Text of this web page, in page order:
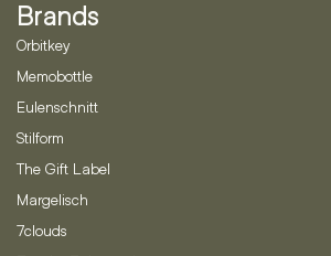
Brands
Orbitkey
Memobottle
Eulenschnitt
Stilform
The Gift Label
Margelisch
7clouds